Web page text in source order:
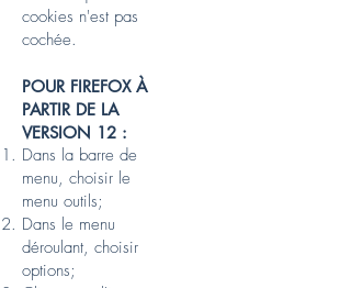
cookies n'est pas
cochée.
POUR FIREFOX À
PARTIR DE LA
VERSION 12 :
Dans la barre de
menu, choisir le
menu outils;
Dans le menu
déroulant, choisir
options;